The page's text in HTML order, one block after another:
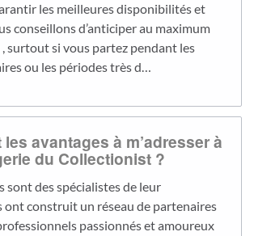
les meilleures disponibilités et
conseillons d’anticiper au maximum
surtout si vous partez pendant les
ou les périodes très d…
avantages à m’adresser à
du Collectionist ?
sont des spécialistes de leur
ont construit un réseau de partenaires
passionnés et amoureux